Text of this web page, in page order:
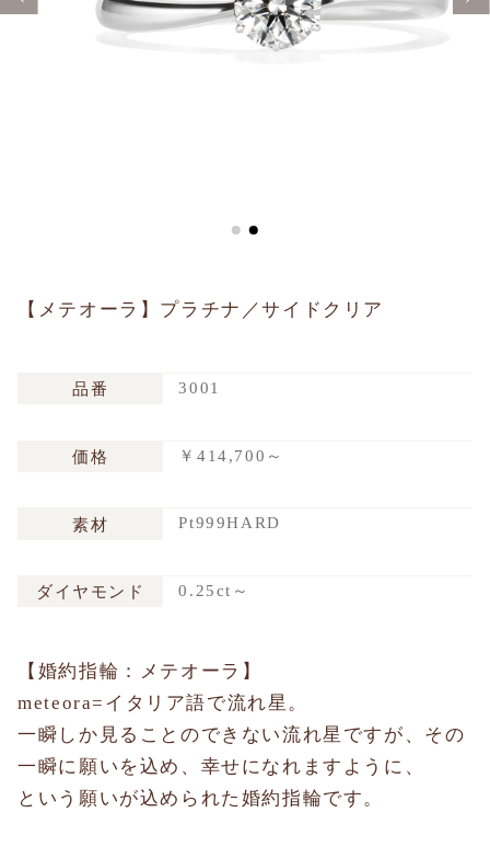
【メテオーラ】プラチナ／サイドクリア
品番 3001
価格 ￥414,700～
素材 Pt999HARD
ダイヤモンド 0.25ct～
【婚約指輪：メテオーラ】
meteora=イタリア語で流れ星。
一瞬しか見ることのできない流れ星ですが、その
一瞬に願いを込め、幸せになれますように、
という願いが込められた婚約指輪です。